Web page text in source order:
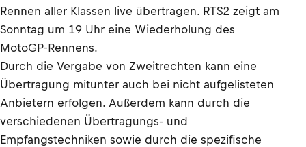
Rennen aller Klassen live übertragen. RTS2 zeigt am
Sonntag um 19 Uhr eine Wiederholung des
MotoGP-Rennens.
Durch die Vergabe von Zweitrechten kann eine
Übertragung mitunter auch bei nicht aufgelisteten
Anbietern erfolgen. Außerdem kann durch die
verschiedenen Übertragungs- und
Empfangstechniken sowie durch die spezifische